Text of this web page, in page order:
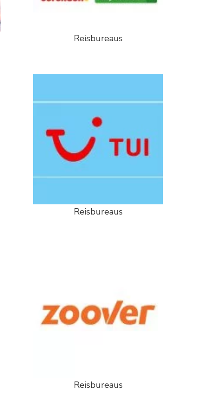
Reisbureaus
Reisbureaus
Reisbureaus